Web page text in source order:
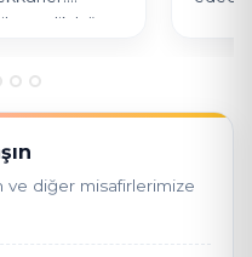
gedik,büşra
ve diğer misafirlerimize